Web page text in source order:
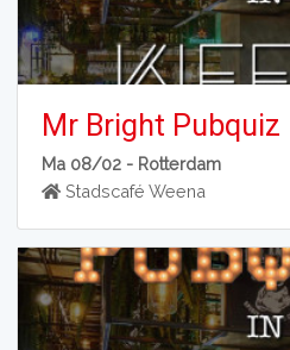
Mr Bright Pubquiz
Ma 08/02 - Rotterdam
Stadscafé Weena